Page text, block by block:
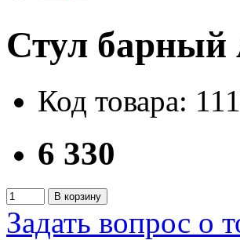
Стул
Код товара:
6 330
В корзину
Задать вопрос о